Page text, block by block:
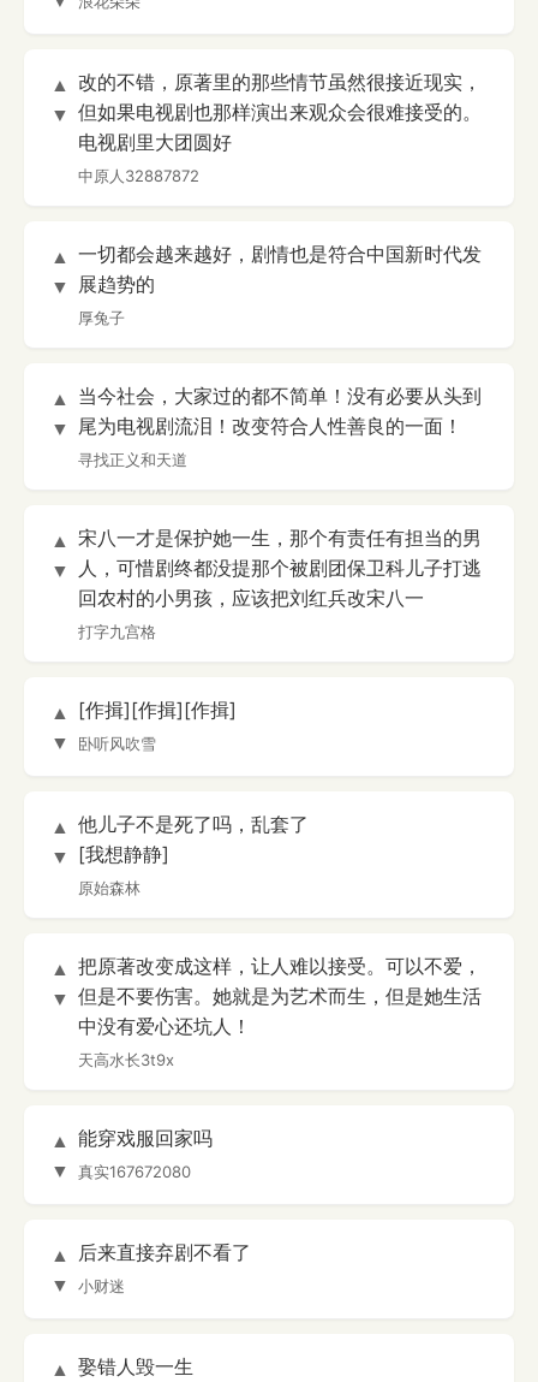
▲
▼
改的不错，原著里的那些情节虽然很接近现实，
但如果电视剧也那样演出来观众会很难接受的。
电视剧里大团圆好
中原人32887872
▲
▼
一切都会越来越好，剧情也是符合中国新时代发
展趋势的
厚兔子
▲
▼
当今社会，大家过的都不简单！没有必要从头到
尾为电视剧流泪！改变符合人性善良的一面！
寻找正义和天道
▲
▼
宋八一才是保护她一生，那个有责任有担当的男
人，可惜剧终都没提那个被剧团保卫科儿子打逃
回农村的小男孩，应该把刘红兵改宋八一
打字九宫格
▲
▼
[作揖][作揖][作揖]
卧听风吹雪
▲
▼
他儿子不是死了吗，乱套了
[我想静静]
原始森林
▲
▼
把原著改变成这样，让人难以接受。可以不爱，
但是不要伤害。她就是为艺术而生，但是她生活
中没有爱心还坑人！
天高水长3t9x
▲
▼
能穿戏服回家吗
真实167672080
▲
▼
后来直接弃剧不看了
小财迷
▲
娶错人毁一生